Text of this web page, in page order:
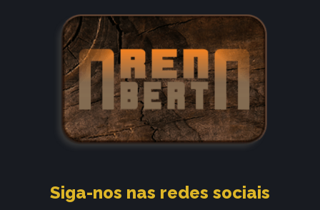
Siga-nos nas redes sociais